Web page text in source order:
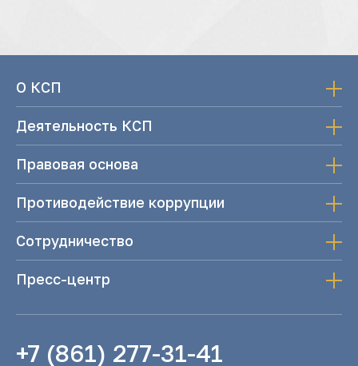
О КСП
Деятельность КСП
Правовая основа
Противодействие коррупции
Сотрудничество
Пресс-центр
+7 (861) 277-31-41